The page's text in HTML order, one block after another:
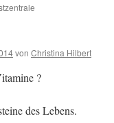
von Christina Hilbert
?
des Lebens.